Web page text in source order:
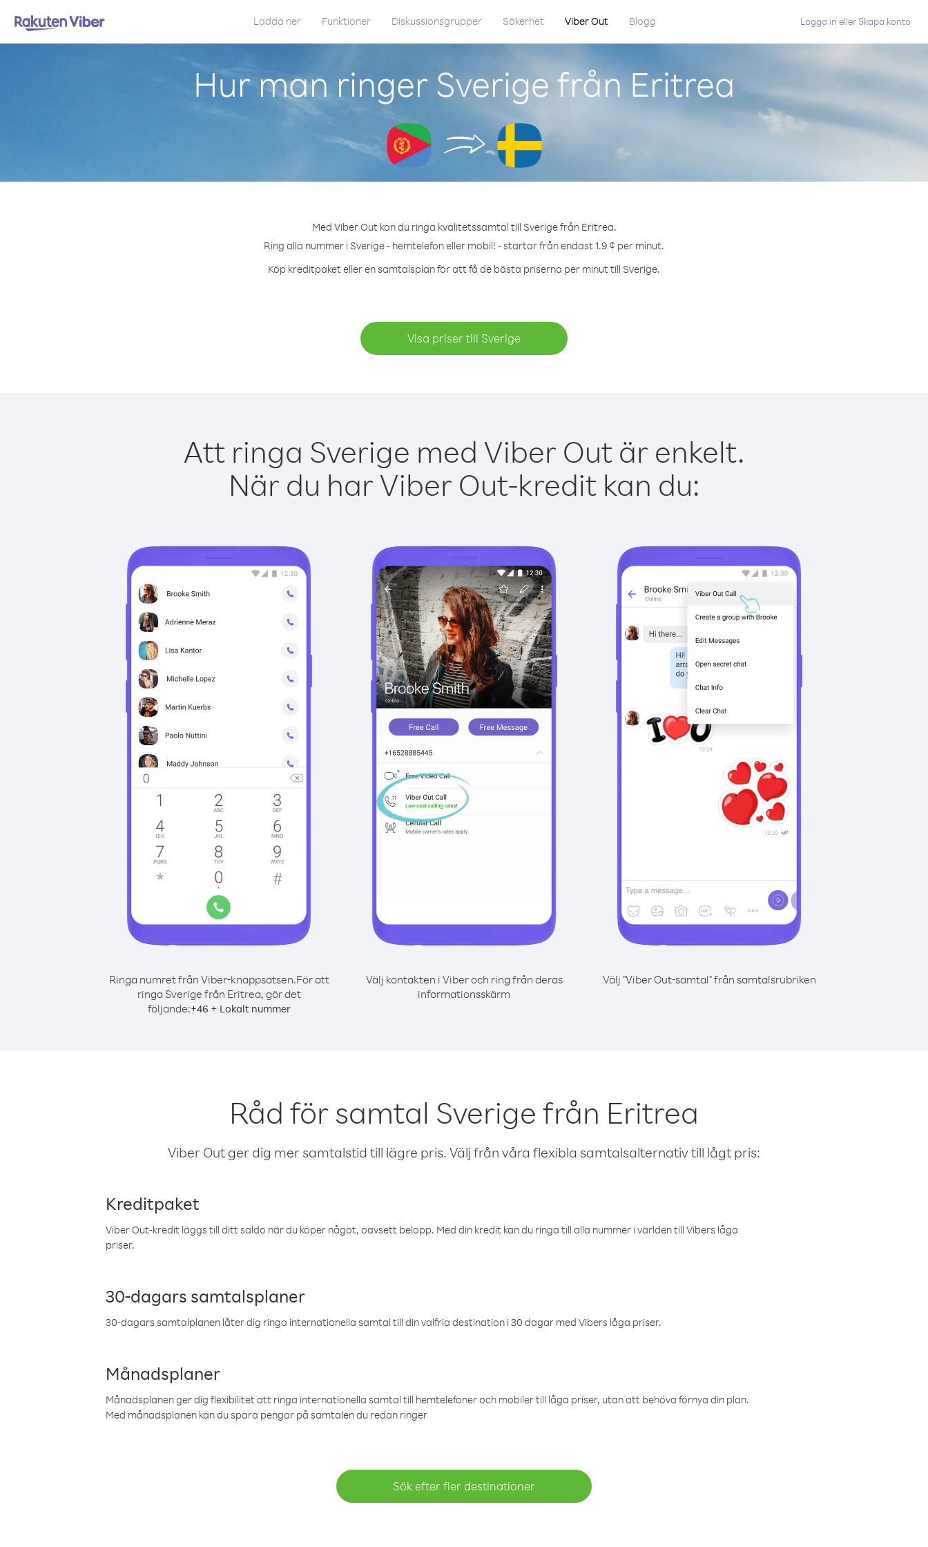
Ladda ner Funktioner Diskussionsgrupper Säkerhet Viber Out Blogg Logga in eller Skapa konto
Hur man ringer Sverige från Eritrea
Med Viber Out kan du ringa kvalitetssamtal till Sverige från Eritrea.
Ring alla nummer i Sverige - hemtelefon eller mobil! - startar från endast 1.9 ¢ per minut.
Köp kreditpaket eller en samtalsplan för att få de bästa priserna per minut till Sverige.
Visa priser till Sverige
Att ringa Sverige med Viber Out är enkelt.
När du har Viber Out-kredit kan du:
Ringa numret från Viber-knappsatsen.För att
ringa Sverige från Eritrea, gör det
följande:+46 + Lokalt nummer
Välj kontakten i Viber och ring från deras
informationsskärm
Välj "Viber Out-samtal" från samtalsrubriken
Råd för samtal Sverige från Eritrea
Viber Out ger dig mer samtalstid till lägre pris. Välj från våra flexibla samtalsalternativ till lågt pris:
Kreditpaket
Viber Out-kredit läggs till ditt saldo när du köper något, oavsett belopp. Med din kredit kan du ringa till alla nummer i världen till Vibers låga
priser.
30-dagars samtalsplaner
30-dagars samtalplanen låter dig ringa internationella samtal till din valfria destination i 30 dagar med Vibers låga priser.
Månadsplaner
Månadsplanen ger dig flexibilitet att ringa internationella samtal till hemtelefoner och mobiler till låga priser, utan att behöva förnya din plan.
Med månadsplanen kan du spara pengar på samtalen du redan ringer
Sök efter fler destinationer